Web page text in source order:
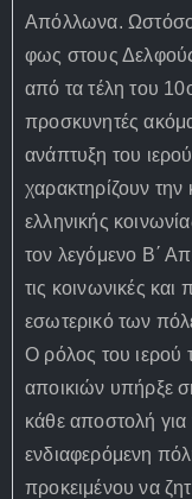
Απόλλωνα.
φως στους
από τα τέλη του
προσκυνητές
ανάπτυξη του
χαρακτηρίζουν την
ελληνικής
τον λεγόμενο Β΄
τις κοινωνικές και
εσωτερικό των
Ο ρόλος του
αποικιών υπήρξε
κάθε αποστολή για
ενδιαφερόμενη
προκειμένου να